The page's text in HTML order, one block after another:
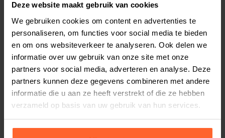
Deze website maakt gebruik van cookies
We gebruiken cookies om content en advertenties te
personaliseren, om functies voor social media te bieden
en om ons websiteverkeer te analyseren. Ook delen we
informatie over uw gebruik van onze site met onze
partners voor social media, adverteren en analyse. Deze
partners kunnen deze gegevens combineren met andere
informatie die u aan ze heeft verstrekt of die ze hebben
verzameld op basis van uw gebruik van hun services.
Samenstelling:
Granen (min. 4% rijst), vlees en dierlijke
bijproducten (min. 4% lam), plantaardige
bijproducten, suikers, olieen en vetten.
Lees meer
Productspecificaties
Stel uw bestelherinnering in:(2 weken)
Elke
2 weken
Elke
Elke
6 weken
Elke
8 weken
Elke
10 weken
Elke
12 weken